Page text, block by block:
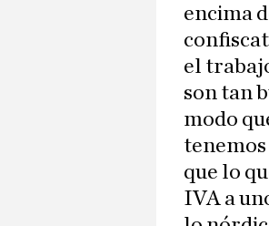
encima
el
son tan
modo
tenemos
que lo
IVA a